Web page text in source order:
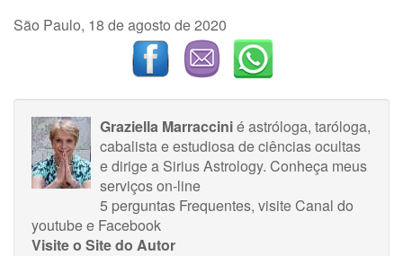
São Paulo, 18 de agosto de 2020
Graziella Marraccinié astróloga, taróloga,
cabalista e estudiosa de ciências ocultas
e dirige a Sirius Astrology. Conheça meus
serviços on-line
5 perguntas Frequentes, visiteCanal do
youtubee Facebook
Visite o Site do Autor